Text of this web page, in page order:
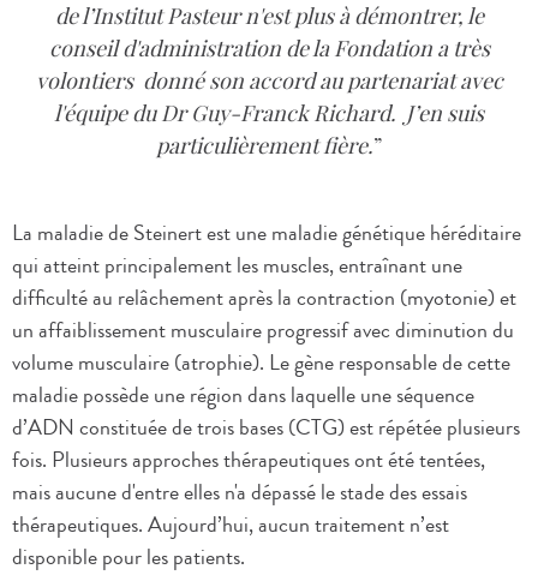
de l’Institut Pasteur n'est plus à démontrer, le
conseil d'administration de la Fondation a très
volontiers donné son accord au partenariat avec
l'équipe du Dr Guy-Franck Richard. J’en suis
particulièrement fière.
La maladie de Steinert est une maladie génétique héréditaire
qui atteint principalement les muscles, entraînant une
difficulté au relâchement après la contraction (myotonie) et
un affaiblissement musculaire progressif avec diminution du
volume musculaire (atrophie). Le gène responsable de cette
maladie possède une région dans laquelle une séquence
d’ADN constituée de trois bases (CTG) est répétée plusieurs
fois. Plusieurs approches thérapeutiques ont été tentées,
mais aucune d'entre elles n'a dépassé le stade des essais
thérapeutiques. Aujourd’hui, aucun traitement n’est
disponible pour les patients.